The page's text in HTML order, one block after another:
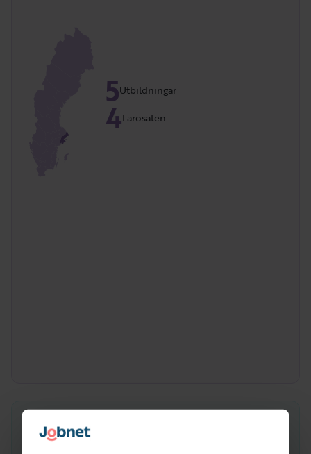
5Utbildningar
4Lärosäten
Vad gör en Demonstratör?